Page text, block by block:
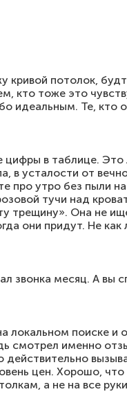
кривой потолок,
кто тоже это
идеальным. Те, кто
цифры в таблице.
в усталости от
про утро без пыли
тучи над
трещину». Она не
они придут. Не как
звонка месяц. А вы
локальном поиске и
смотрел именно
цен. Хорошо,
а не на все